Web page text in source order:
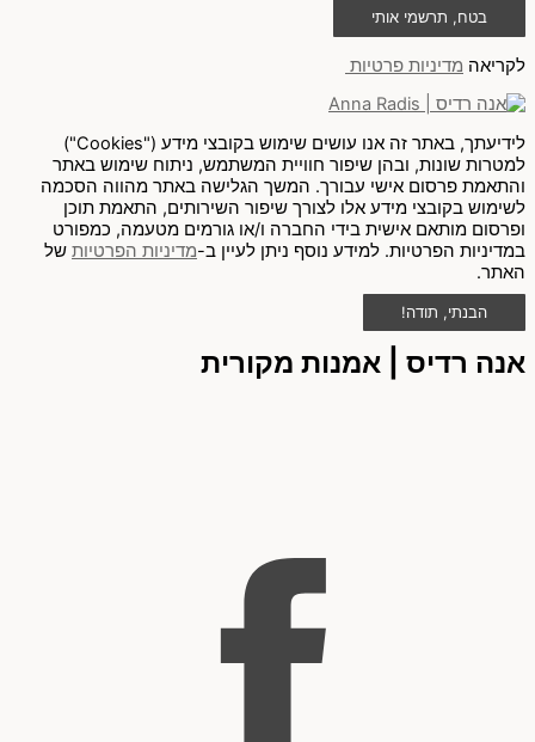
בטח, תרשמי אותי
לקריאה מדיניות פרטיות
לידיעתך, באתר זה אנו עושים שימוש בקובצי מידע ("Cookies")
למטרות שונות, ובהן שיפור חוויית המשתמש, ניתוח שימוש באתר
והתאמת פרסום אישי עבורך. המשך הגלישה באתר מהווה הסכמה
לשימוש בקובצי מידע אלו לצורך שיפור השירותים, התאמת תוכן
ופרסום מותאם אישית בידי החברה ו/או גורמים מטעמה, כמפורט
במדיניות הפרטיות. למידע נוסף ניתן לעיין ב-מדיניות הפרטיות של
האתר.
הבנתי, תודה!
אנה רדיס | אמנות מקורית